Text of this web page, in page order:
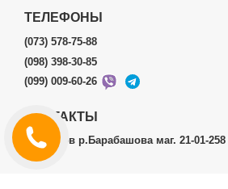
ТЕЛЕФОНЫ
(073) 578-75-88
(098) 398-30-85
(099) 009-60-26
КОНТАКТЫ
г.Харьков р.Барабашова маг. 21-01-258